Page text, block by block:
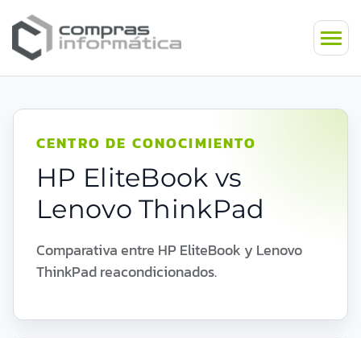
CENTRO DE CONOCIMIENTO
HP EliteBook vs
Lenovo ThinkPad
Comparativa entre HP EliteBook y Lenovo
ThinkPad reacondicionados.